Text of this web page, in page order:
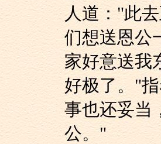
人道："此
们想送恩公
家好意送我
好极了。"
事也还妥当
公。"